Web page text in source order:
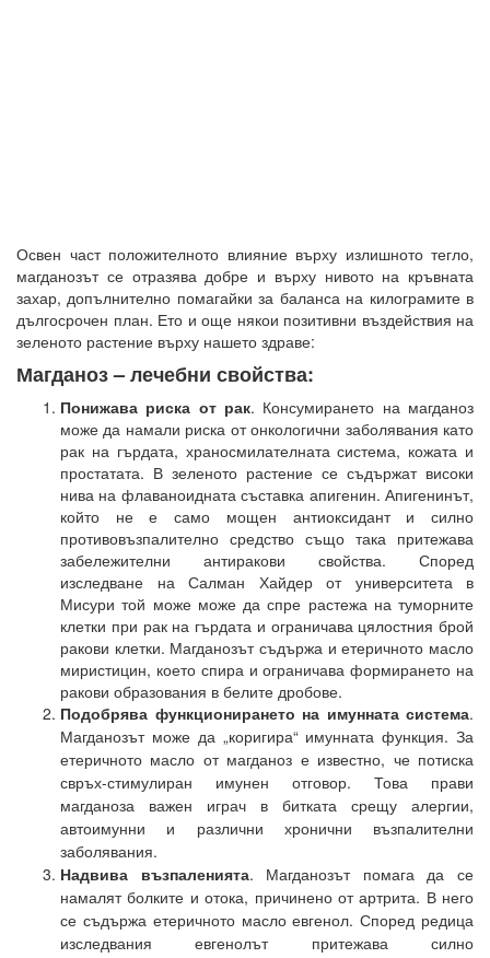
Освен част положителното влияние върху излишното тегло,
магданозът се отразява добре и върху нивото на кръвната
захар, допълнително помагайки за баланса на килограмите в
дългосрочен план. Ето и още някои позитивни въздействия на
зеленото растение върху нашето здраве:
Магданоз – лечебни свойства:
Понижава риска от рак. Консумирането на магданоз
може да намали риска от онкологични заболявания като
рак на гърдата, храносмилателната система, кожата и
простатата. В зеленото растение се съдържат високи
нива на флаваноидната съставка апигенин. Апигенинът,
който не е само мощен антиоксидант и силно
противовъзпалително средство също така притежава
забележителни антиракови свойства. Според
изследване на Салман Хайдер от университета в
Мисури той може може да спре растежа на туморните
клетки при рак на гърдата и ограничава цялостния брой
ракови клетки. Магданозът съдържа и етеричното масло
миристицин, което спира и ограничава формирането на
ракови образования в белите дробове.
Подобрява функционирането на имунната система.
Магданозът може да „коригира“ имунната функция. За
етеричното масло от магданоз е известно, че потиска
свръх-стимулиран имунен отговор. Това прави
магданоза важен играч в битката срещу алергии,
автоимунни и различни хронични възпалителни
заболявания.
Надвива възпаленията. Магданозът помага да се
намалят болките и отока, причинено от артрита. В него
се съдържа етеричното масло евгенол. Според редица
изследвания евгенолът притежава силно